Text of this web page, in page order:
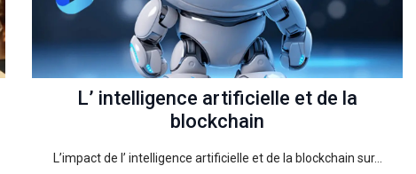
L’ intelligence artificielle et de la
blockchain
L’impact de l’ intelligence artificielle et de la blockchain sur…